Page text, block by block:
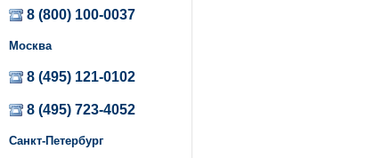
8 (800) 100-0037
Москва
8 (495) 121-0102
8 (495) 723-4052
Санкт-Петербург